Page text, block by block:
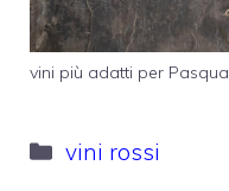
vini più adatti per Pasqua
Categorie
vini rossi